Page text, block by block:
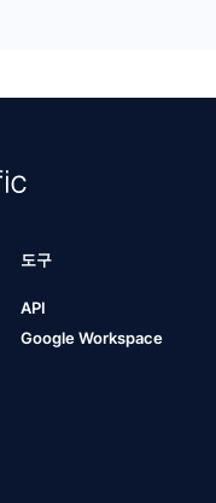
도구
API
Google Workspace